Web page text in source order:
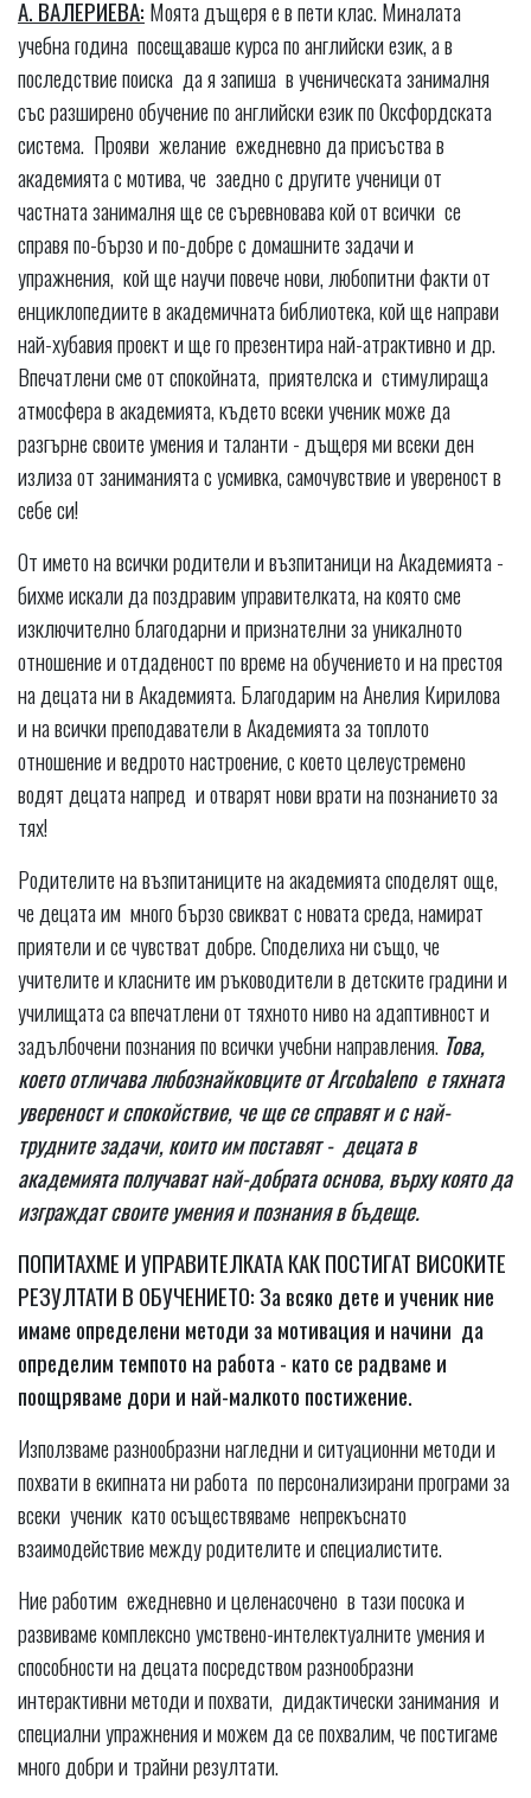
А. ВАЛЕРИЕВА: Моята дъщеря е в пети клас. Миналата
учебна година посещаваше курса по английски език, а в
последствие поиска да я запиша в ученическата занималня
със разширено обучение по английски език по Оксфордската
система. Прояви желание ежедневно да присъства в
академията с мотива, че заедно с другите ученици от
частната занималня ще се съревновава кой от всички се
справя по-бързо и по-добре с домашните задачи и
упражнения, кой ще научи повече нови, любопитни факти от
енциклопедиите в академичната библиотека, кой ще направи
най-хубавия проект и ще го презентира най-атрактивно и др.
Впечатлени сме от спокойната, приятелска и стимулираща
атмосфера в академията, където всеки ученик може да
разгърне своите умения и таланти - дъщеря ми всеки ден
излиза от заниманията с усмивка, самочувствие и увереност в
себе си!
От името на всички родители и възпитаници на Академията -
бихме искали да поздравим управителката, на която сме
изключително благодарни и признателни за уникалното
отношение и отдаденост по време на обучението и на престоя
на децата ни в Академията. Благодарим на Анелия Кирилова
и на всички преподаватели в Академията за топлото
отношение и ведрото настроение, с което целеустремено
водят децата напред и отварят нови врати на познанието за
тях!
Родителите на възпитаниците на академията споделят още,
че децата им много бързо свикват с новата среда, намират
приятели и се чувстват добре. Споделиха ни също, че
учителите и класните им ръководители в детските градини и
училищата са впечатлени от тяхното ниво на адаптивност и
задълбочени познания по всички учебни направления. Това,
което отличава любознайковците от Arcobaleno е тяхната
увереност и спокойствие, че ще се справят и с най-
трудните задачи, които им поставят- децата в
академията получават най-добрата основа, върху която да
изграждат своите умения и познания в бъдеще.
ПОПИТАХМЕ И УПРАВИТЕЛКАТА КАК ПОСТИГАТ ВИСОКИТЕ
РЕЗУЛТАТИ В ОБУЧЕНИЕТО: За всяко дете и ученик ние
имаме определени методи за мотивация и начини да
определим темпото на работа - като се радваме и
поощряваме дори и най-малкото постижение.
Използваме разнообразни нагледни и ситуационни методи и
похвати в екипната ни работа по персонализирани програми за
всеки ученик като осъществяваме непрекъснато
взаимодействие между родителите и специалистите.
Ние работим ежедневно и целенасочено в тази посока и
развиваме комплексно умствено-интелектуалните умения и
способности на децата посредством разнообразни
интерактивни методи и похвати, дидактически занимания и
специални упражнения и можем да се похвалим, че постигаме
много добри и трайни резултати.